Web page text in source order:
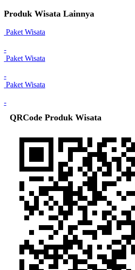
Produk Wisata Lainnya
Paket Wisata
-
Paket Wisata
-
Paket Wisata
-
QRCode Produk Wisata